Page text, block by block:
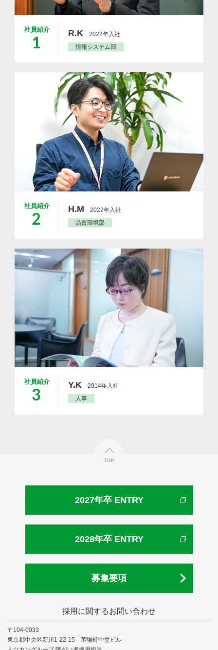
社員紹介
1 R.K
2022年入社
情報システム部
社員紹介
2 H.M
2022年入社
品質環境部
社員紹介
3 Y.K
2014年入社
人事
TOP
2027年卒 ENTRY
2028年卒 ENTRY
募集要項
採用に関するお問い合わせ
〒104-0033
東京都中央区新川1-22-15 茅場町中埜ビル